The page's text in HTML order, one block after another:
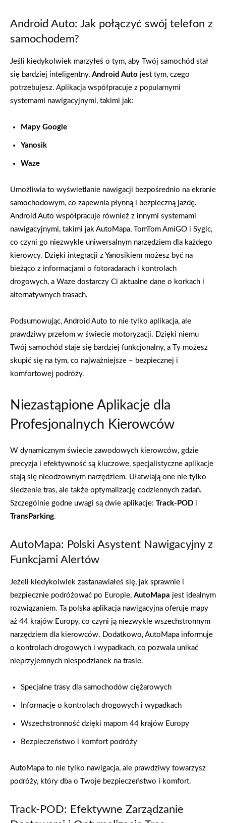
Android Auto: Jak połączyć swój telefon z
samochodem?
Jeśli kiedykolwiek marzyłeś o tym, aby Twój samochód stał
się bardziej inteligentny, Android Auto jest tym, czego
potrzebujesz. Aplikacja współpracuje z popularnymi
systemami nawigacyjnymi, takimi jak:
Mapy Google
Yanosik
Waze
Umożliwia to wyświetlanie nawigacji bezpośrednio na ekranie
samochodowym, co zapewnia płynną i bezpieczną jazdę.
Android Auto współpracuje również z innymi systemami
nawigacyjnymi, takimi jak AutoMapa, TomTom AmiGO i Sygic,
co czyni go niezwykle uniwersalnym narzędziem dla każdego
kierowcy. Dzięki integracji z Yanosikiem możesz być na
bieżąco z informacjami o fotoradarach i kontrolach
drogowych, a Waze dostarczy Ci aktualne dane o korkach i
alternatywnych trasach.
Podsumowując, Android Auto to nie tylko aplikacja, ale
prawdziwy przełom w świecie motoryzacji. Dzięki niemu
Twój samochód staje się bardziej funkcjonalny, a Ty możesz
skupić się na tym, co najważniejsze – bezpiecznej i
komfortowej podróży.
Niezastąpione Aplikacje dla
Profesjonalnych Kierowców
W dynamicznym świecie zawodowych kierowców, gdzie
precyzja i efektywność są kluczowe, specjalistyczne aplikacje
stają się nieodzownym narzędziem. Ułatwiają one nie tylko
śledzenie tras, ale także optymalizację codziennych zadań.
Szczególnie godne uwagi są dwie aplikacje: Track-POD i
TransParking.
AutoMapa: Polski Asystent Nawigacyjny z
Funkcjami Alertów
Jeżeli kiedykolwiek zastanawiałeś się, jak sprawnie i
bezpiecznie podróżować po Europie, AutoMapa jest idealnym
rozwiązaniem. Ta polska aplikacja nawigacyjna oferuje mapy
aż 44 krajów Europy, co czyni ją niezwykle wszechstronnym
narzędziem dla kierowców. Dodatkowo, AutoMapa informuje
o kontrolach drogowych i wypadkach, co pozwala unikać
nieprzyjemnych niespodzianek na trasie.
Specjalne trasy dla samochodów ciężarowych
Informacje o kontrolach drogowych i wypadkach
Wszechstronność dzięki mapom 44 krajów Europy
Bezpieczeństwo i komfort podróży
AutoMapa to nie tylko nawigacja, ale prawdziwy towarzysz
podróży, który dba o Twoje bezpieczeństwo i komfort.
Track-POD: Efektywne Zarządzanie